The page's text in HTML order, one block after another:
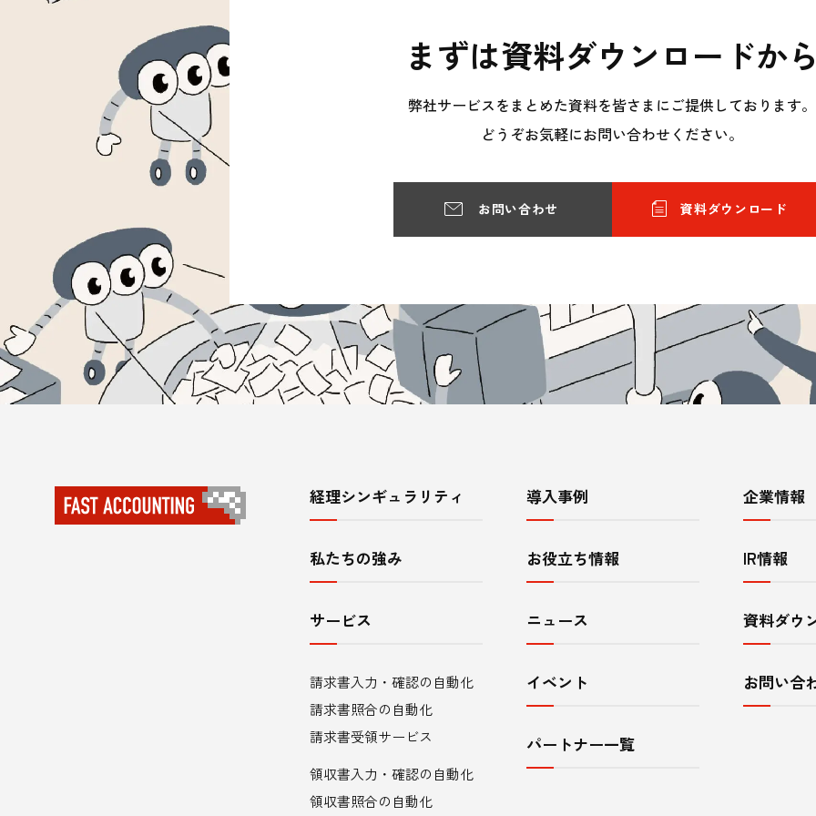
まずは資料ダウンロードか
弊社サービスをまとめた資料を皆さまにご提供しております。
どうぞお気軽にお問い合わせください。
お問い合わせ 資料ダウンロード
サ
ト
内
ニ
ュ
ー
経理シンギュラリティ
私たちの強み
サービス
請求書入力・確認の自動化
請求書照合の自動化
請求書受領サービス
領収書入力・確認の自動化
領収書照合の自動化
導入事例
お役立ち情報
ニュース
イベント
パートナー一覧
企業情報
IR情報
資料ダウ
お問い合